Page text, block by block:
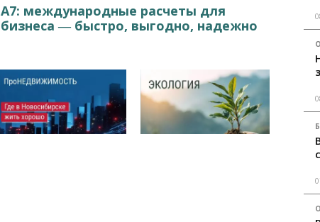
А7: международные расчеты для
бизнеса ― быстро, выгодно, надежно